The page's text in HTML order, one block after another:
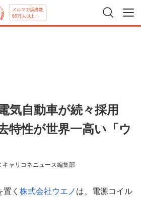
メルマガ読者数
65万人以上！
気自動車が続々採用
特性が世界一高い「ウ
キャリコネニュース編集部
く 株式会社ウエノは、電源コイル